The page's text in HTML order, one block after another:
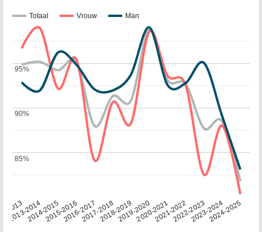
Totaal Vrouw Man
2013
2013-2014
2014-20152015-20162016-20172017-20182018-20192019-20202020-20212021-20222022-20232023-20242024-2025
85%
85%
90%
90%
95%
95%